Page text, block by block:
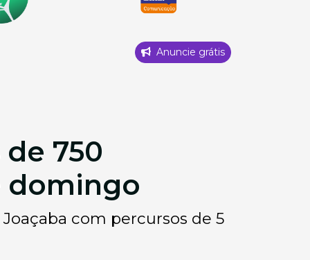
Anuncie grátis
750
domingo
com percursos de 5